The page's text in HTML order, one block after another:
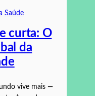
Saúde
curta: O
da
vive mais —